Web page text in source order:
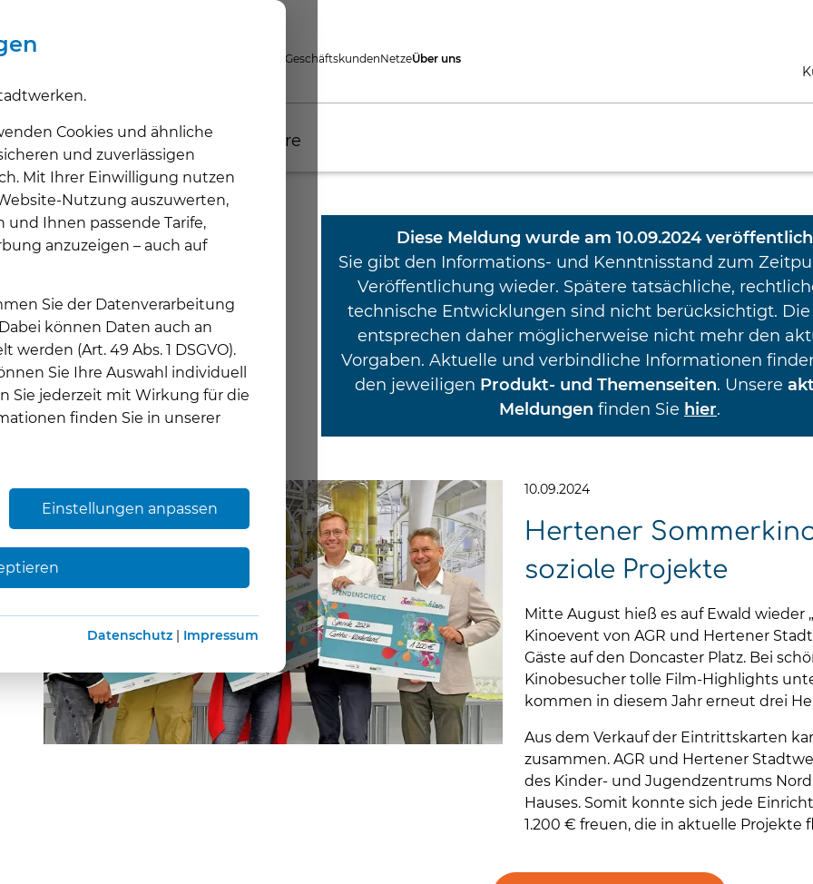
Cookies und ähnliche
und zuverlässigen
Mit Ihrer Einwilligung nutzen
Nutzung auszuwerten,
Ihnen passende Tarife,
anzuzeigen – auch auf
Sie der Datenverarbeitung
können Daten auch an
(Art. 49 Abs. 1 DSGVO).
Sie Ihre Auswahl individuell
Sie jederzeit mit Wirkung für die
finden Sie in unserer
Einstellungen anpassen
Datenschutz | Impressum
GeschäftskundenNetzeÜber uns
Unternehmen
Unternehmen
Hertener Stadtwerke
Engagement & Aktionen
Marktpartnerkommunikation
Aktuelles
Aktuelles
Aktuelle News
Pressekontakt
Newsletter
Karriere
Karriere
Offene Stellen
Diese Meldung wurde am 10.09.2024
Sie gibt den Informations- und Kenntnisstand zum
Veröffentlichung wieder. Spätere tatsächliche,
technische Entwicklungen sind nicht berücksichtigt.
entsprechen daher möglicherweise nicht mehr den
Vorgaben. Aktuelle und verbindliche Informationen
den jeweiligen Produkt- und Themenseiten. Unsere
Meldungen finden Sie hier.
10.09.2024
Hertener
soziale Projekte
Mitte August hieß es auf Ewald wieder
Kinoevent von AGR und Hertener
Gäste auf den Doncaster Platz. Bei
Kinobesucher tolle Film-Highlights
kommen in diesem Jahr erneut drei
Aus dem Verkauf der Eintrittskarten
zusammen. AGR und Hertener
des Kinder- und Jugendzentrums
Hauses. Somit konnte sich jede
1.200 € freuen, die in aktuelle Projekte